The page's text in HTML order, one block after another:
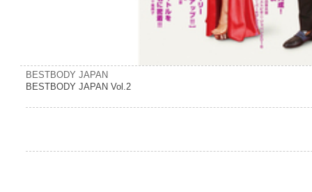
BESTBODY JAPAN
BESTBODY JAPAN Vol.2